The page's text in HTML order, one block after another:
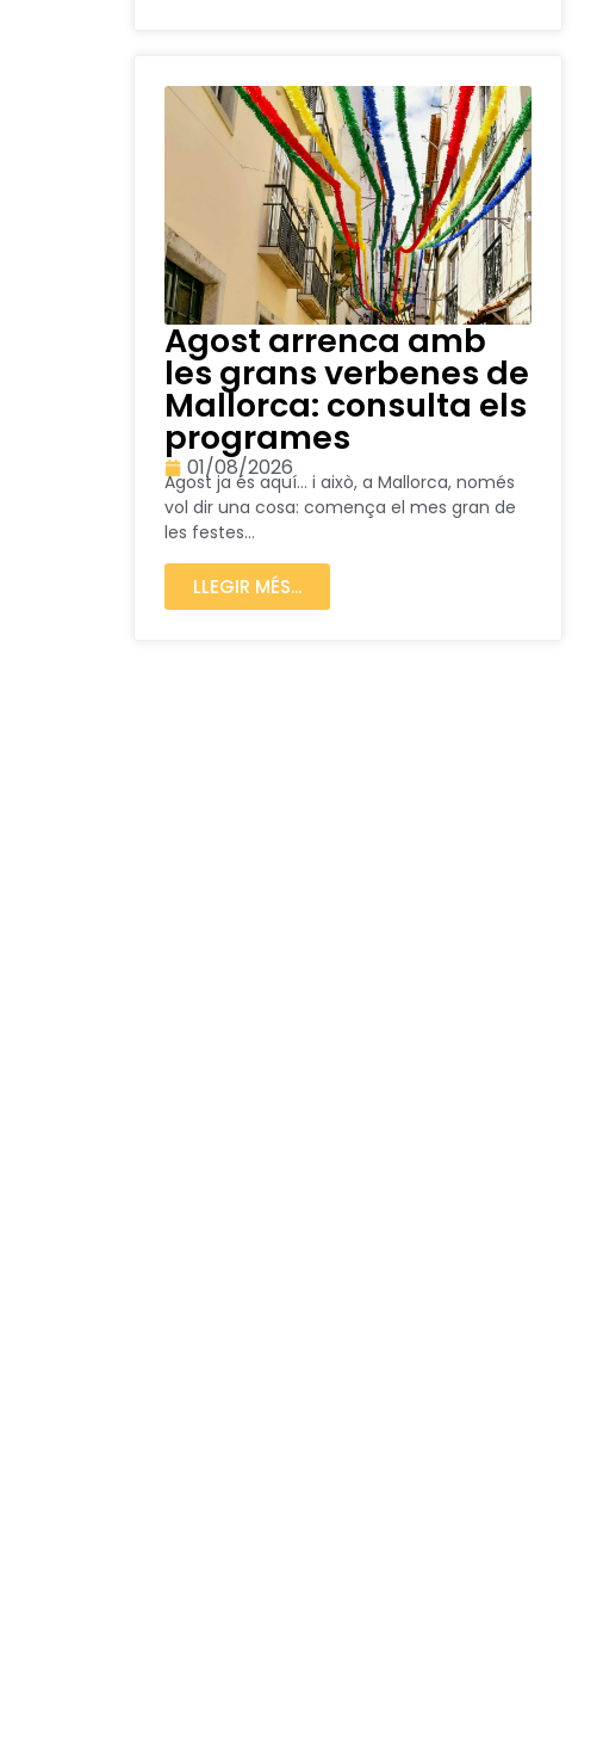
Agost arrenca amb
les grans verbenes de
Mallorca: consulta els
programes
01/08/2026
Agost ja és aquí… i això, a Mallorca, només
vol dir una cosa: comença el mes gran de
les festes...
LLEGIR MÉS...